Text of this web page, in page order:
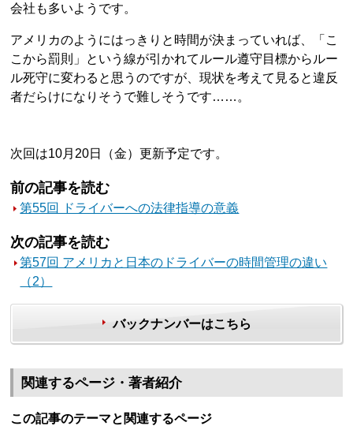
会社も多いようです。
アメリカのようにはっきりと時間が決まっていれば、「こ
こから罰則」という線が引かれてルール遵守目標からルー
ル死守に変わると思うのですが、現状を考えて見ると違反
者だらけになりそうで難しそうです……。
次回は10月20日（金）更新予定です。
前の記事を読む
第55回 ドライバーへの法律指導の意義
次の記事を読む
第57回 アメリカと日本のドライバーの時間管理の違い
（2）
バックナンバーはこちら
関連するページ・著者紹介
この記事のテーマと関連するページ